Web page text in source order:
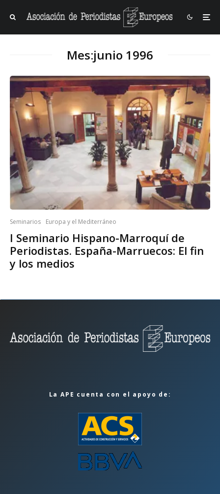
Mes:junio 1996
Seminarios Europa y el Mediterráneo
I Seminario Hispano-Marroquí de
Periodistas. España-Marruecos: El fin
y los medios
La APE cuenta con el apoyo de: